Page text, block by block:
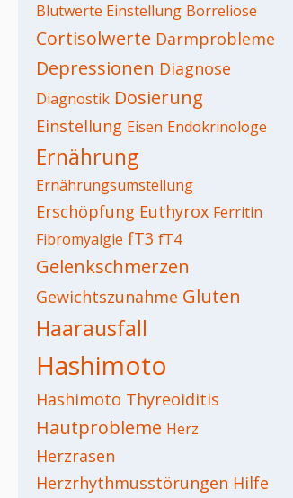
Blutwerte Einstellung Borreliose
Cortisolwerte Darmprobleme
Depressionen Diagnose
Diagnostik Dosierung
Einstellung Eisen Endokrinologe
Ernährung
Ernährungsumstellung
Erschöpfung Euthyrox Ferritin
Fibromyalgie fT3 fT4
Gelenkschmerzen
Gewichtszunahme Gluten
Haarausfall
Hashimoto
Hashimoto Thyreoiditis
Hautprobleme Herz
Herzrasen
Herzrhythmusstörungen Hilfe